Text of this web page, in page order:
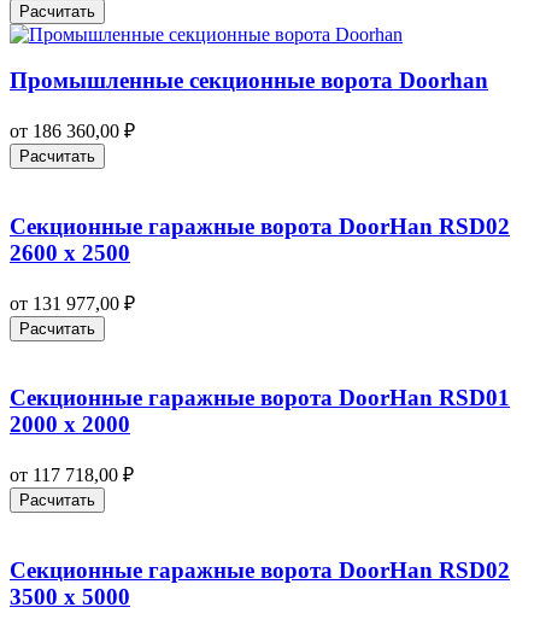
Расчитать
Промышленные секционные ворота Doorhan
от 186 360,00 ₽
Расчитать
Секционные гаражные ворота DoorHan RSD02
2600 х 2500
от 131 977,00 ₽
Расчитать
Секционные гаражные ворота DoorHan RSD01
2000 х 2000
от 117 718,00 ₽
Расчитать
Секционные гаражные ворота DoorHan RSD02
3500 х 5000